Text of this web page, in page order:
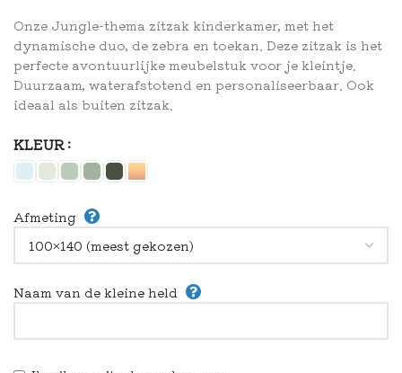
Onze Jungle-thema zitzak kinderkamer, met het
dynamische duo, de zebra en toekan. Deze zitzak is het
perfecte avontuurlijke meubelstuk voor je kleintje.
Duurzaam, waterafstotend en personaliseerbaar. Ook
ideaal als buiten zitzak.
KLEUR
Afmeting
Naam van de kleine held